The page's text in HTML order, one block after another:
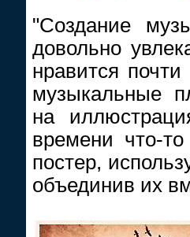
"Создание
довольно
нравится
музыкальные
на
времени что-
постер,
объединив их